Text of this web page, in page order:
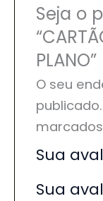
Seja o
PLANO”
O seu
publicado.
Sua
Sua